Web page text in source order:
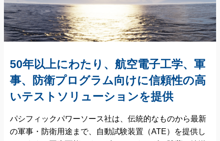
50年以上にわたり、航空電子工学、軍
事、防衛プログラム向けに信頼性の高
いテストソリューションを提供
パシフィックパワーソース社は、伝統的なものから最新
の軍事・防衛用途まで、自動試験装置（ATE）を提供し